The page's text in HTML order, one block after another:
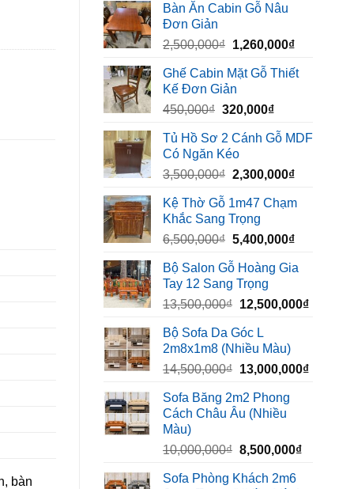
Bàn Ăn Cabin Gỗ Nâu
Đơn Giản
2,500,000₫ Giá
là:
2,500,000₫.
1,260,000₫Giá
tại
Ghế Cabin Mặt Gỗ Thiết
Kế Đơn Giản
450,000₫ Giá
là:
450,000₫.
320,000₫Giá
tại
320,000₫.
Tủ Hồ Sơ 2 Cánh Gỗ MDF
Có Ngăn Kéo
3,500,000₫ Giá
là:
3,500,000₫.
2,300,000₫Giá
tại
Kệ Thờ Gỗ 1m47 Chạm
Khắc Sang Trọng
6,500,000₫ Giá
là:
6,500,000₫.
5,400,000₫Giá
tại
Bộ Salon Gỗ Hoàng Gia
Tay 12 Sang Trọng
13,500,000₫ Giá
là:
13,500,000₫.
12,500,000₫Giá
Bộ Sofa Da Góc L
2m8x1m8 (Nhiều Màu)
14,500,000₫ Giá
là:
14,500,000₫.
13,000,000₫Giá
Sofa Băng 2m2 Phong
Cách Châu Âu (Nhiều
Màu)
10,000,000₫ Giá
là:
8,500,000₫Giá
Sofa Phòng Khách 2m6
bàn